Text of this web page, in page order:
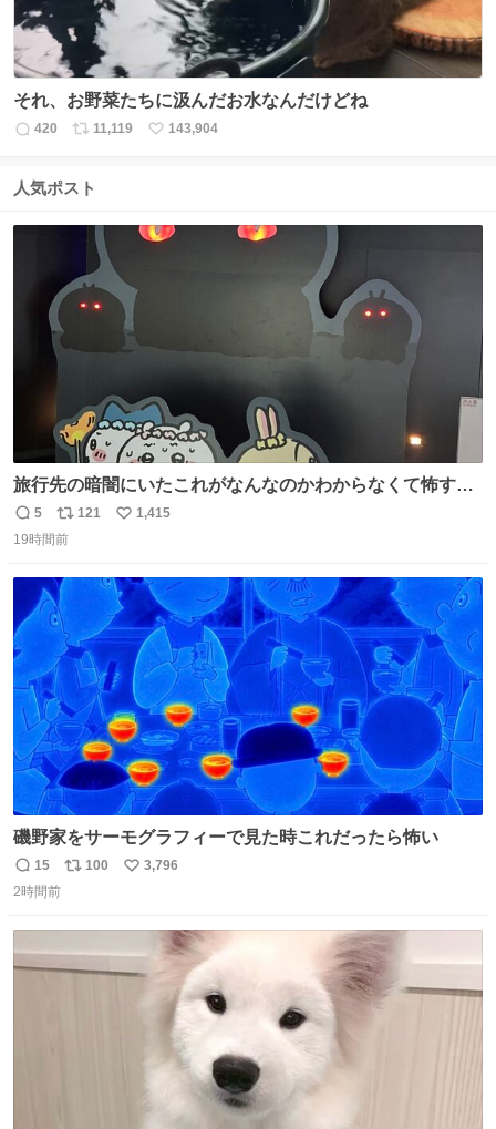
それ、お野菜たちに汲んだお水なんだけどね
返
数
420
リ
ス
11,119
い
143,904
人気ポスト
旅行先の暗闇にいたこれがなんなのかわからなくて怖すぎ
た 子どもたちも怖がりまくってた👻 ちいかわってこういう
感じのお話なんですか…？
返
信
5
リ
ポ
ト
数
121
い
数
1,415
19時間前
磯野家をサーモグラフィーで見た時これだったら怖い
返
信
15
リ
数
100
い
3,796
2時間前